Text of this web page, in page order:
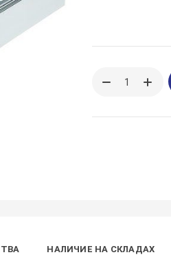
НАЛИЧИЕ НА СКЛАДАХ